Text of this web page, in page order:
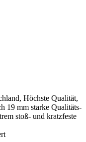
Höchste Qualität,
19 mm starke Qualitäts-
stoß- und kratzfeste